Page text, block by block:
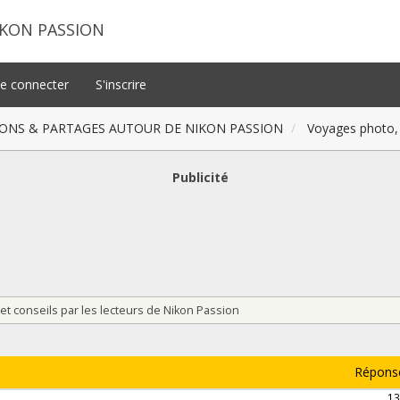
PASSION
connecter S'inscrire
& PARTAGES AUTOUR DE NIKON PASSION Voyages
Publicité
conseils par les lecteurs de Nikon Passion